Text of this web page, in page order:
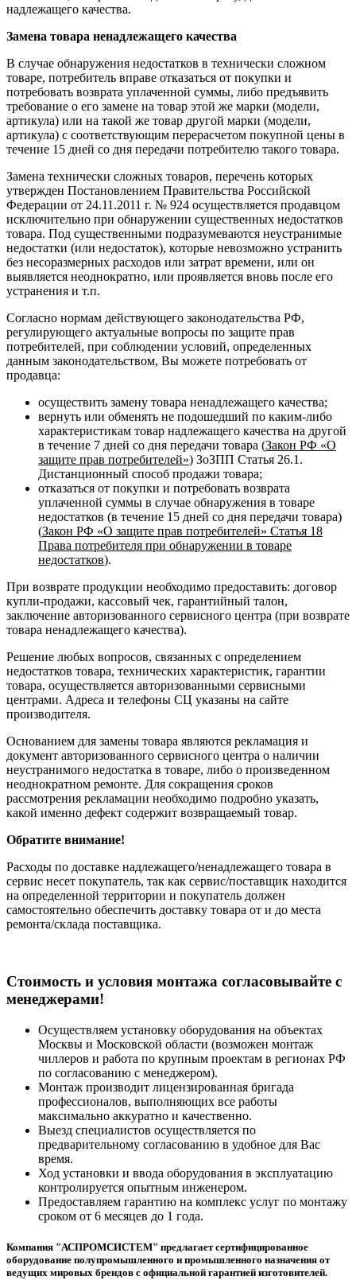
надлежащего качества.
Замена товара ненадлежащего качества
В случае обнаружения недостатков в технически сложном
товаре, потребитель вправе отказаться от покупки и
потребовать возврата уплаченной суммы, либо предъявить
требование о его замене на товар этой же марки (модели,
артикула) или на такой же товар другой марки (модели,
артикула) с соответствующим перерасчетом покупной цены в
течение 15 дней со дня передачи потребителю такого товара.
Замена технически сложных товаров, перечень которых
утвержден Постановлением Правительства Российской
Федерации от 24.11.2011 г. № 924 осуществляется продавцом
исключительно при обнаружении существенных недостатков
товара. Под существенными подразумеваются неустранимые
недостатки (или недостаток), которые невозможно устранить
без несоразмерных расходов или затрат времени, или он
выявляется неоднократно, или проявляется вновь после его
устранения и т.п.
Согласно нормам действующего законодательства РФ,
регулирующего актуальные вопросы по защите прав
потребителей, при соблюдении условий, определенных
данным законодательством, Вы можете потребовать от
продавца:
осуществить замену товара ненадлежащего качества;
вернуть или обменять не подошедший по каким-либо
характеристикам товар надлежащего качества на другой
в течение 7 дней со дня передачи товара (Закон РФ «О
защите прав потребителей») ЗоЗПП Статья 26.1.
Дистанционный способ продажи товара;
отказаться от покупки и потребовать возврата
уплаченной суммы в случае обнаружения в товаре
недостатков (в течение 15 дней со дня передачи товара)
(Закон РФ «О защите прав потребителей» Статья 18
Права потребителя при обнаружении в товаре
недостатков).
При возврате продукции необходимо предоставить: договор
купли-продажи, кассовый чек, гарантийный талон,
заключение авторизованного сервисного центра (при возврате
товара ненадлежащего качества).
Решение любых вопросов, связанных с определением
недостатков товара, технических характеристик, гарантии
товара, осуществляется авторизованными сервисными
центрами. Адреса и телефоны СЦ указаны на сайте
производителя.
Основанием для замены товара являются рекламация и
документ авторизованного сервисного центра о наличии
неустранимого недостатка в товаре, либо о произведенном
неоднократном ремонте. Для сокращения сроков
рассмотрения рекламации необходимо подробно указать,
какой именно дефект содержит возвращаемый товар.
Обратите внимание!
Расходы по доставке надлежащего/ненадлежащего товара в
сервис несет покупатель, так как сервис/поставщик находится
на определенной территории и покупатель должен
самостоятельно обеспечить доставку товара от и до места
ремонта/склада поставщика.
Cтоимость и условия монтажа согласовывайте с
менеджерами!
Осуществляем установку оборудования на объектах
Москвы и Московской области (возможен монтаж
чиллеров и работа по крупным проектам в регионах РФ
по согласованию с менеджером).
Монтаж производит лицензированная бригада
профессионалов, выполняющих все работы
максимально аккуратно и качественно.
Выезд специалистов осуществляется по
предварительному согласованию в удобное для Вас
время.
Ход установки и ввода оборудования в эксплуатацию
контролируется опытным инженером.
Предоставляем гарантию на комплекс услуг по монтажу
сроком от 6 месяцев до 1 года.
Компания "АСПРОМСИСТЕМ" предлагает сертифицированное
оборудование полупромышленного и промышленного назначения от
ведущих мировых брендов с официальной гарантией изготовителей.